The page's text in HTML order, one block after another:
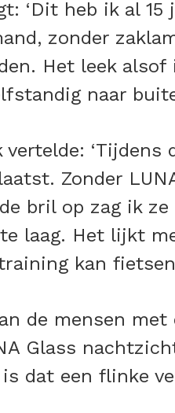
‘Dit heb ik al
zonder
Het leek
naar
vertelde:
Zonder
bril op zag ik
laag. Het lijkt
kan
de mensen
Glass
dat een flinke